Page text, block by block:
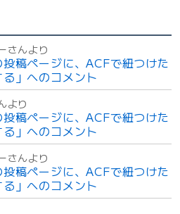
さんより
投稿ページに、ACFで紐つけた
」へのコメント
より
投稿ページに、ACFで紐つけた
」へのコメント
さんより
投稿ページに、ACFで紐つけた
」へのコメント